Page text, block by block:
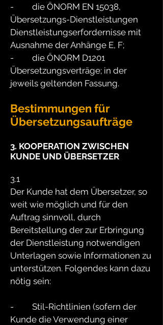
- die ÖNORM EN 15038,
Übersetzungs-Dienstleistungen
Dienstleistungserfordernisse mit
Ausnahme der Anhänge E, F;
- die ÖNORM D1201
Übersetzungsverträge; in der
jeweils geltenden Fassung.
Bestimmungen für
Übersetzungsaufträge
3. KOOPERATION ZWISCHEN
KUNDE UND ÜBERSETZER
3.1
Der Kunde hat dem Übersetzer, so
weit wie möglich und für den
Auftrag sinnvoll, durch
Bereitstellung der zur Erbringung
der Dienstleistung notwendigen
Unterlagen sowie Informationen zu
unterstützen. Folgendes kann dazu
nötig sein:
- Stil-Richtlinien (sofern der
Kunde die Verwendung einer